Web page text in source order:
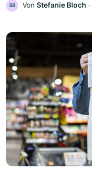
SB Von Stefanie Bloch ‧